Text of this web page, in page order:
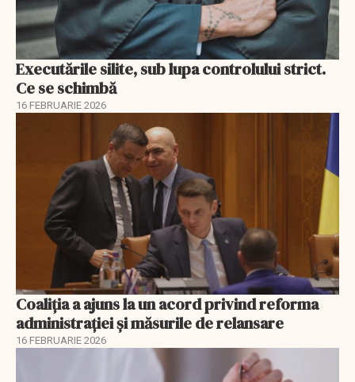
Executările silite, sub lupa controlului strict.
Ce se schimbă
16 FEBRUARIE 2026
Coaliția a ajuns la un acord privind reforma
administrației și măsurile de relansare
16 FEBRUARIE 2026